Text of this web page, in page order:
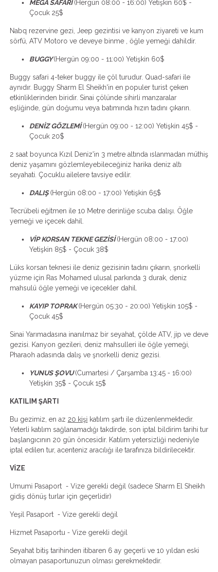
MEGA SAFARİ(Hergün 08:00 - 16:00) Yetişkin 60$ -
Çocuk 25$
Nabq rezervine gezi, Jeep gezintisi ve kanyon ziyareti ve kum
sörfü, ATV Motoro ve deveye binme , öğle yemeği dahildir.
BUGGY(Hergün 09:00 - 11:00) Yetişkin 60$
Buggy safari 4-teker buggy ile çöl turudur. Quad-safari ile
aynıdır. Buggy Sharm El Sheikh'in en populer turist çeken
etkinliklerinden biridir. Sinai çölünde sihirli manzaralar
eşliğinde, gün doğumu veya batımında hızın tadını çıkarın.
DENİZ GÖZLEMİ(Hergün 09:00 - 12:00) Yetişkin 45$ -
Çocuk 20$
2 saat boyunca Kızıl Deniz'in 3 metre altında ıslanmadan müthiş
deniz yaşamını gözlemleyebileceğiniz harika deniz altı
seyahati. Çocuklu ailelere tavsiye edilir.
DALIŞ(Hergün 08:00 - 17:00) Yetişkin 65$
Tecrübeli eğitmen ile 10 Metre derinliğe scuba dalışı. Öğle
yemeği ve içecek dahil.
VİP KORSAN TEKNE GEZİSİ(Hergün 08:00 - 17:00)
Yetişkin 85$ - Çocuk 38$
Lüks korsan teknesi ile deniz gezisinin tadını çıkarın, şnorkelli
yüzme için Ras Mohamed ulusal parkında 3 durak, deniz
mahsulü öğle yemeği ve içecekler dahil.
KAYIP TOPRAK(Hergün 05:30 - 20:00) Yetişkin 105$ -
Çocuk 45$
Sinai Yarımadasına inanılmaz bir seyahat, çölde ATV, jip ve deve
gezisi. Kanyon gezileri, deniz mahsulleri ile öğle yemeği,
Pharaoh adasında dalış ve şnorkelli deniz gezisi.
YUNUS ŞOVU(Cumartesi / Çarşamba 13:45 - 16:00)
Yetişkin 35$ - Çocuk 15$
KATILIM ŞARTI
Bu gezimiz, en az 20 kişi katılım şartı ile düzenlenmektedir.
Yeterli katılım sağlanamadığı takdirde, son iptal bildirim tarihi tur
başlangıcının 20 gün öncesidir. Katılım yetersizliği nedeniyle
iptal edilen tur, acenteniz aracılığı ile tarafınıza bildirilecektir.
VİZE
Umumi Pasaport - Vize gerekli değil (sadece Sharm El Sheikh
gidiş dönüş turlar için geçerlidir)
Yeşil Pasaport - Vize gerekli değil
Hizmet Pasaportu - Vize gerekli değil
Seyahat bitiş tarihinden itibaren 6 ay geçerli ve 10 yıldan eski
olmayan pasaportunuzun olması gerekmektedir.